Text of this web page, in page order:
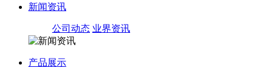
新闻资讯
公司动态 业界资讯
产品展示